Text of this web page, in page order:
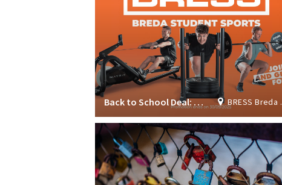
BRESS Breda Student Sports
Back to School Deal: Join now & get 1 month FREE!